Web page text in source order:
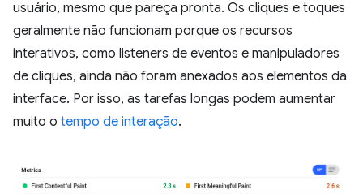
usuário, mesmo que pareça pronta. Os cliques e toques
geralmente não funcionam porque os recursos
interativos, como listeners de eventos e manipuladores
de cliques, ainda não foram anexados aos elementos da
interface. Por isso, as tarefas longas podem aumentar
muito o tempo de interação.